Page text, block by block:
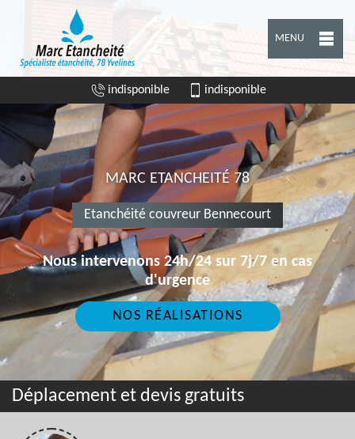
MENU
indisponible indisponible
MARC ETANCHEITÉ 78
Etanchéité couvreur Bennecourt
Nous intervenons 24h/24 sur 7j/7 en cas
d'urgence
NOS RÉALISATIONS
Déplacement et devis gratuits